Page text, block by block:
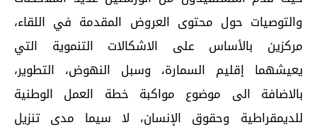
والتوصيات حول محتوى العروض المقدمة في اللقاء،
مركزين بالأساس على الاشكالات التنموية التي
يعيشهما إقليم السمارة، وسبل النهوض، التطوير،
بالاضافة الى موضوع مواكبة خطة العمل الوطنية
للديمقراطية وحقوق الإنسان، لا سيما مدى تنزيل